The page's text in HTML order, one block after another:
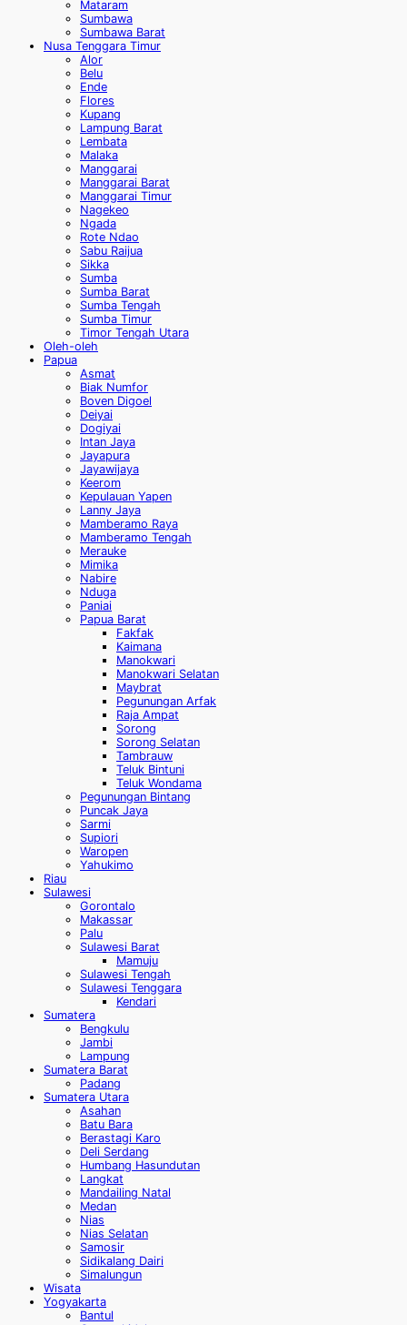
Mataram
Sumbawa
Sumbawa Barat
Nusa Tenggara Timur
Alor
Belu
Ende
Flores
Kupang
Lampung Barat
Lembata
Malaka
Manggarai
Manggarai Barat
Manggarai Timur
Nagekeo
Ngada
Rote Ndao
Sabu Raijua
Sikka
Sumba
Sumba Barat
Sumba Tengah
Sumba Timur
Timor Tengah Utara
Oleh-oleh
Papua
Asmat
Biak Numfor
Boven Digoel
Deiyai
Dogiyai
Intan Jaya
Jayapura
Jayawijaya
Keerom
Kepulauan Yapen
Lanny Jaya
Mamberamo Raya
Mamberamo Tengah
Merauke
Mimika
Nabire
Nduga
Paniai
Papua Barat
Fakfak
Kaimana
Manokwari
Manokwari Selatan
Maybrat
Pegunungan Arfak
Raja Ampat
Sorong
Sorong Selatan
Tambrauw
Teluk Bintuni
Teluk Wondama
Pegunungan Bintang
Puncak Jaya
Sarmi
Supiori
Waropen
Yahukimo
Riau
Sulawesi
Gorontalo
Makassar
Palu
Sulawesi Barat
Mamuju
Sulawesi Tengah
Sulawesi Tenggara
Kendari
Sumatera
Bengkulu
Jambi
Lampung
Sumatera Barat
Padang
Sumatera Utara
Asahan
Batu Bara
Berastagi Karo
Deli Serdang
Humbang Hasundutan
Langkat
Mandailing Natal
Medan
Nias
Nias Selatan
Samosir
Sidikalang Dairi
Simalungun
Wisata
Yogyakarta
Bantul